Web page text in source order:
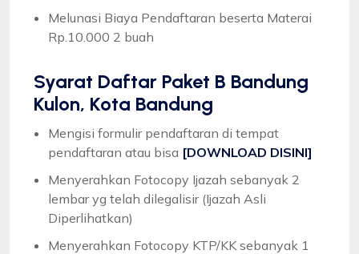
Melunasi Biaya Pendaftaran beserta Materai
Rp.10.000 2 buah
Syarat Daftar Paket B Bandung
Kulon, Kota Bandung
Mengisi formulir pendaftaran di tempat
pendaftaran atau bisa [DOWNLOAD DISINI]
Menyerahkan Fotocopy Ijazah sebanyak 2
lembar yg telah dilegalisir (Ijazah Asli
Diperlihatkan)
Menyerahkan Fotocopy KTP/KK sebanyak 1